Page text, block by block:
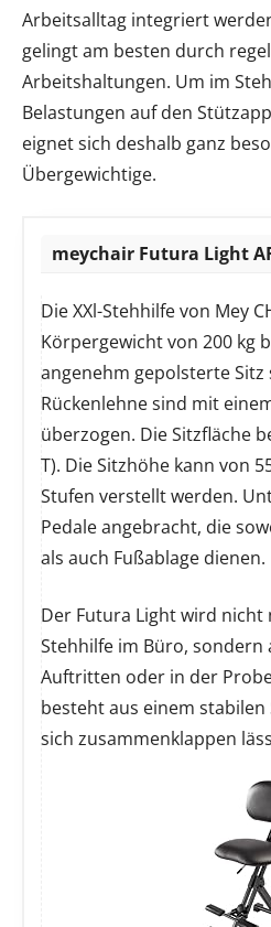
Arbeitsalltag integriert
gelingt am besten durch
Arbeitshaltungen. Um im
Belastungen auf den
eignet sich deshalb ganz
Übergewichtige.
meychair Futura Light
Die XXl-Stehhilfe von Mey
Körpergewicht von 200 kg
angenehm gepolsterte Sitz
Rückenlehne sind mit
überzogen. Die Sitzfläche
T). Die Sitzhöhe kann von
Stufen verstellt werden.
Pedale angebracht, die
als auch Fußablage dienen.
Der Futura Light wird nicht
Stehhilfe im Büro, sondern
Auftritten oder in der
besteht aus einem stabilen
sich zusammenklappen